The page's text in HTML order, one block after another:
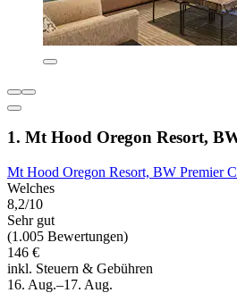
1. Mt Hood Oregon Resort,
Mt Hood Oregon Resort, BW Premier
Welches
8,2/10
Sehr gut
(1.005 Bewertungen)
146 €
inkl. Steuern & Gebühren
16. Aug.–17. Aug.